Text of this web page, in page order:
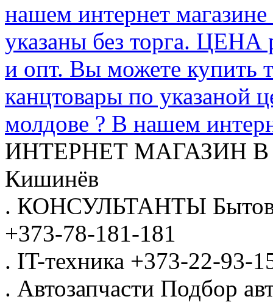
нашем интернет
указаны без торга.
и опт. Вы можете купить
канцтовары по указаной
молдове ? В нашем
ИНТЕРНЕТ МАГАЗИН
Кишинёв
. КОНСУЛЬТАНТЫ
+373-78-181-181
. IT-техника +373-22-93-
. Автозапчасти Подбор